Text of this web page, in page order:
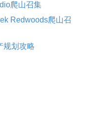
爬山召集
Redwoods爬山召
规划攻略